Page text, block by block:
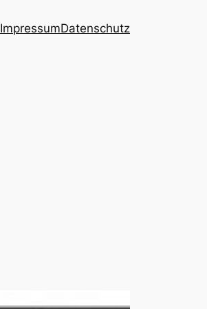
ImpressumDatenschutz